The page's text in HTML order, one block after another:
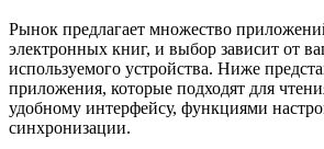
Рынок предлагает множество
электронных книг, и выбор зависит от
используемого устройства. Ниже
приложения, которые подходят для
удобному интерфейсу, функциями
синхронизации.